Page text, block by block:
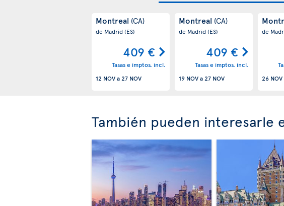
Montreal (CA)
de Madrid(ES)
409 €
Tasas e imptos. incl.
12 NOVa 27 NOV
Montreal (CA)
de Madrid(ES)
409 €
Tasas e imptos. incl.
19 NOVa 27 NOV
de
26 NOV
También pueden interesarle